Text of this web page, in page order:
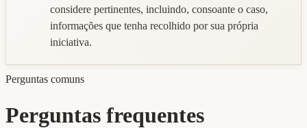
considere pertinentes, incluindo, consoante o caso,
informações que tenha recolhido por sua própria
iniciativa.
Perguntas comuns
Perguntas frequentes